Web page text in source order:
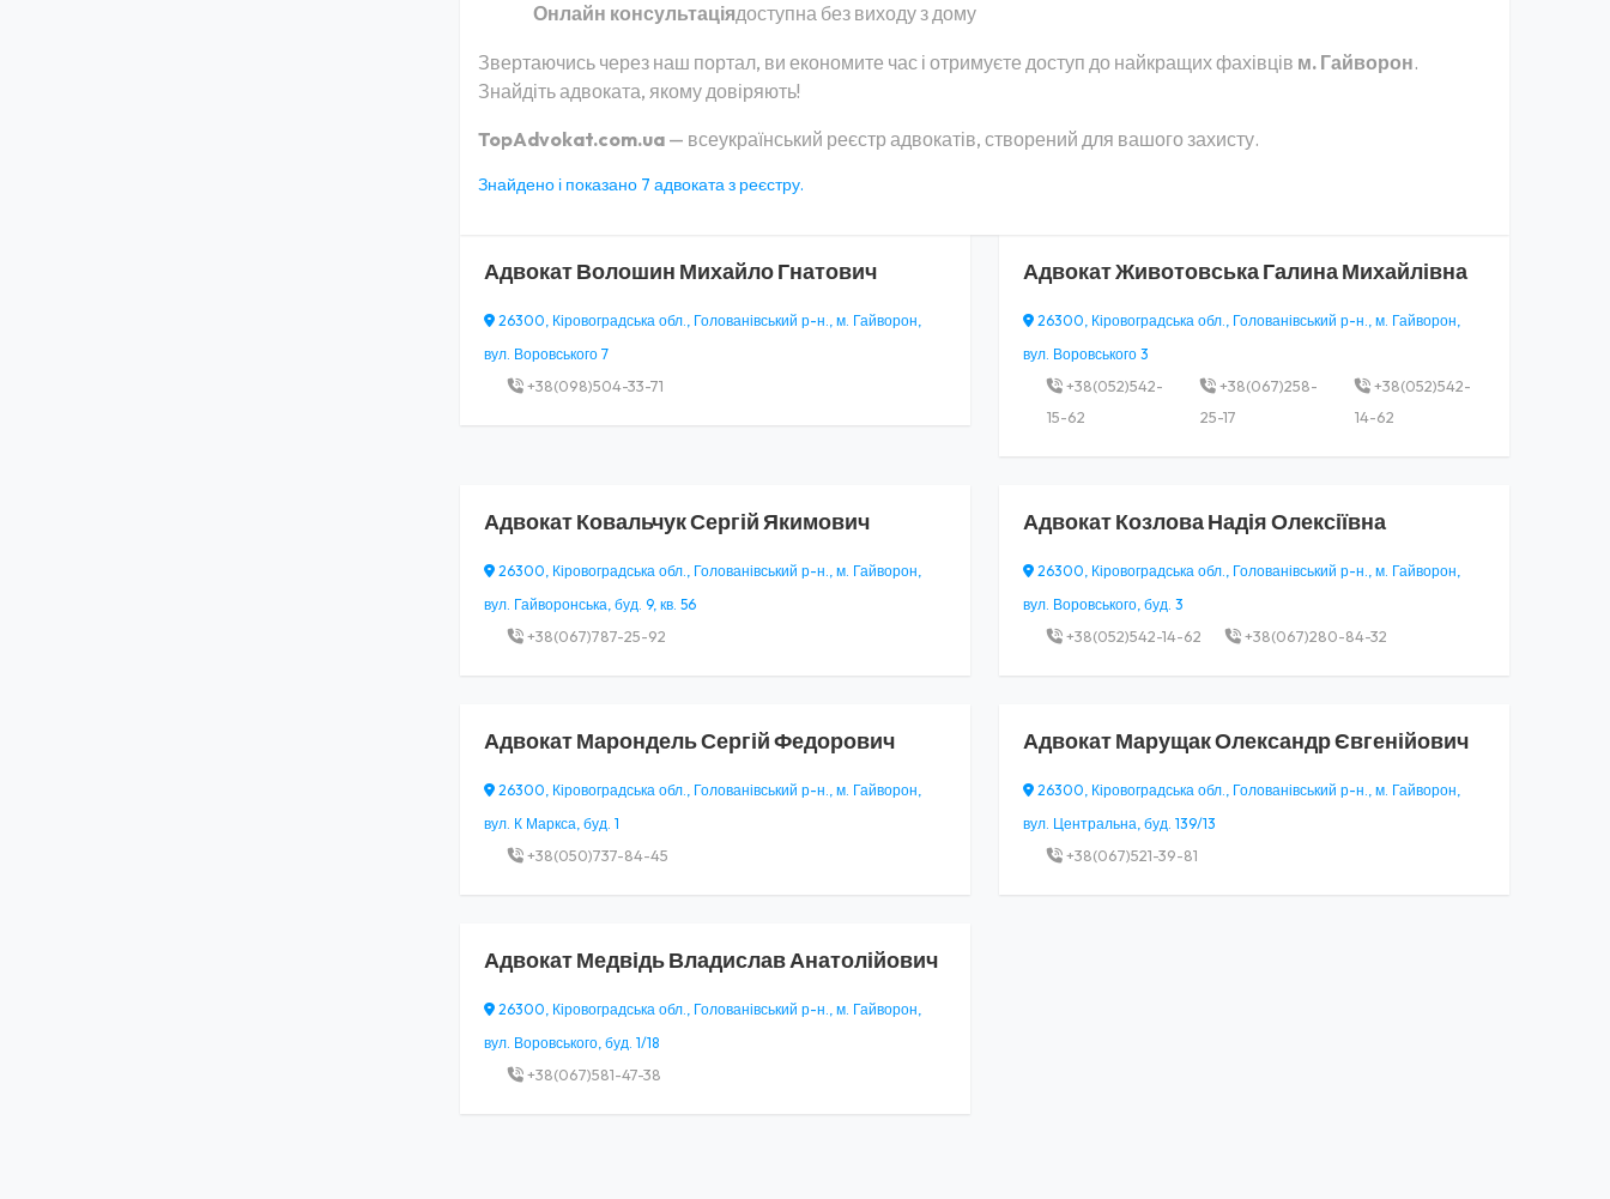
Онлайн консультаціядоступна без виходу з дому
Звертаючись через наш портал, ви економите час і отримуєте доступ до найкращих фахівців м. Гайворон.
Знайдіть адвоката, якому довіряють!
TopAdvokat.com.ua — всеукраїнський реєстр адвокатів, створений для вашого захисту.
Знайдено і показано 7 адвоката з реєстру.
АдвокатВолошин Михайло Гнатович
26300, Кіровоградська обл., Голованівський р-н., м. Гайворон,
вул. Воровського 7
+38(098)504-33-71
АдвокатЖивотовська Галина Михайлівна
26300, Кіровоградська обл., Голованівський р-н., м. Гайворон,
вул. Воровського 3
+38(052)542-
15-62
+38(067)258-
25-17
+38(052)542-
14-62
АдвокатКовальчук Сергій Якимович
26300, Кіровоградська обл., Голованівський р-н., м. Гайворон,
вул. Гайворонська, буд. 9, кв. 56
+38(067)787-25-92
АдвокатКозлова Надія Олексіївна
26300, Кіровоградська обл., Голованівський р-н., м. Гайворон,
вул. Воровського, буд. 3
+38(052)542-14-62 +38(067)280-84-32
АдвокатМарондель Сергій Федорович
26300, Кіровоградська обл., Голованівський р-н., м. Гайворон,
вул. К Маркса, буд. 1
+38(050)737-84-45
АдвокатМарущак Олександр Євгенійович
26300, Кіровоградська обл., Голованівський р-н., м. Гайворон,
вул. Центральна, буд. 139/13
+38(067)521-39-81
АдвокатМедвідь Владислав Анатолійович
26300, Кіровоградська обл., Голованівський р-н., м. Гайворон,
вул. Воровського, буд. 1/18
+38(067)581-47-38